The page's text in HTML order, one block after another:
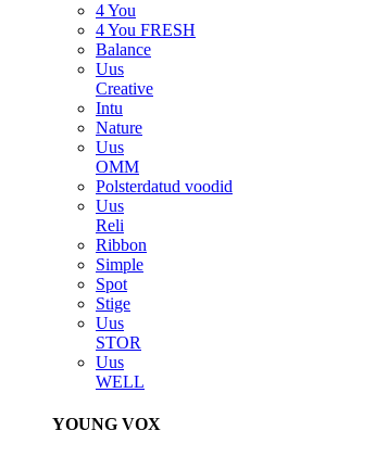
4 You
4 You FRESH
Balance
Uus
Creative
Intu
Nature
Uus
OMM
Polsterdatud voodid
Uus
Reli
Ribbon
Simple
Spot
Stige
Uus
STOR
Uus
WELL
YOUNG VOX